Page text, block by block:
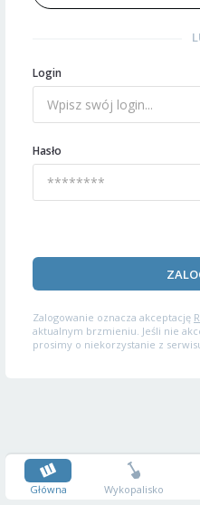
Login
Hasło
Zalogowanie oznacza akceptację
aktualnym brzmieniu. Jeśli nie
prosimy o niekorzystanie z
Główna Wykopalisko